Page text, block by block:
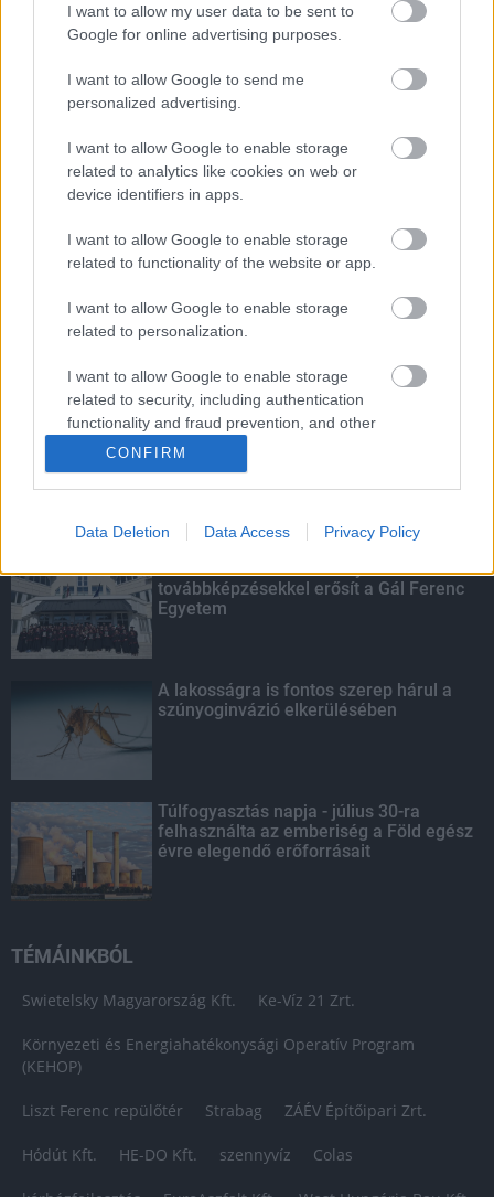
I want to allow my user data to be sent to
Google for online advertising purposes.
I want to allow Google to send me
personalized advertising.
I want to allow Google to enable storage
related to analytics like cookies on web or
device identifiers in apps.
I want to allow Google to enable storage
related to functionality of the website or app.
I want to allow Google to enable storage
related to personalization.
I want to allow Google to enable storage
related to security, including authentication
functionality and fraud prevention, and other
user protection.
CONFIRM
Data Deletion Data Access Privacy Policy
LEGOLVASOTTABB
A lakosságra is fontos szerep hárul a
szúnyoginvázió elkerülésében
Energiaválság: az éjszakai fordulat
Túlfogyasztás napja - július 30-ra
felhasználta az emberiség a Föld egész
évre elegendő erőforrásait
KIEMELT
Kecskeméten is szakirányú
továbbképzésekkel erősít a Gál Ferenc
Egyetem
A lakosságra is fontos szerep hárul a
szúnyoginvázió elkerülésében
Túlfogyasztás napja - július 30-ra
felhasználta az emberiség a Föld egész
évre elegendő erőforrásait
TÉMÁINKBÓL
Swietelsky Magyarország Kft. Ke-Víz 21 Zrt.
Környezeti és Energiahatékonysági Operatív Program
(KEHOP)
Liszt Ferenc repülőtér Strabag ZÁÉV Építőipari Zrt.
Hódút Kft. HE-DO Kft. szennyvíz Colas